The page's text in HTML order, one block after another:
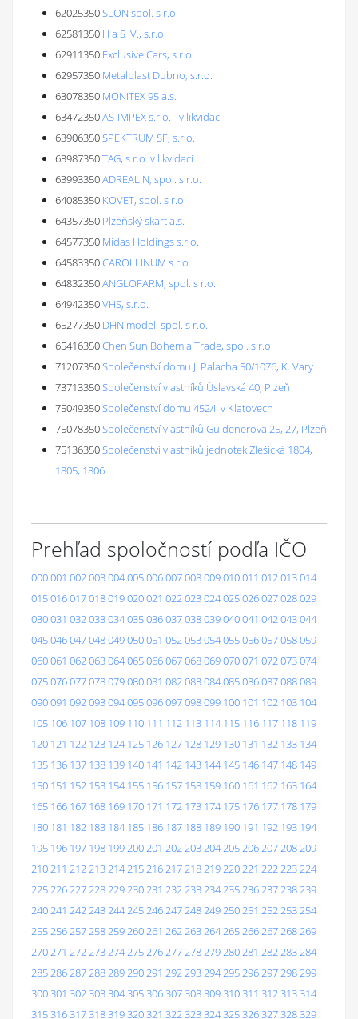
62025350SLON spol. s r.o.
62581350 H a S IV., s.r.o.
62911350 Exclusive Cars, s.r.o.
62957350 Metalplast Dubno, s.r.o.
63078350 MONITEX 95 a.s.
63472350AS-IMPEX s.r.o. - v likvidaci
63906350SPEKTRUM SF, s.r.o.
63987350TAG, s.r.o. v likvidaci
63993350ADREALIN, spol. s r.o.
64085350 KOVET, spol. s r.o.
64357350 Plzeňský skart a.s.
64577350 Midas Holdings s.r.o.
64583350CAROLLINUM s.r.o.
64832350ANGLOFARM, spol. s r.o.
64942350VHS, s.r.o.
65277350 DHN modell spol. s r.o.
65416350Chen Sun Bohemia Trade, spol. s r.o.
71207350Společenství domu J. Palacha 50/1076, K. Vary
73713350Společenství vlastníků Úslavská 40, Plzeň
75049350Společenství domu 452/II v Klatovech
75078350Společenství vlastníků Guldenerova 25, 27, Plzeň
75136350Společenství vlastníků jednotek Zlešická 1804,
1805, 1806
Prehľad spoločností podľa IČO
000001 002003004005006007008009010011 012013014
015016017018019020021 022023024025026027028029
030031 032033034035036037038039040041 042043044
045046047048049050051 052053054055056057058059
060061 062063064065066067068069070071 072073074
075076077078079080081 082083084085086087088089
090091 092093094095096097098099 100 101 102 103 104
105 106 107 108 109 110 111 112 113 114 115 116 117 118 119
120 121 122 123 124 125 126 127 128 129 130 131 132 133 134
135 136 137 138 139 140 141 142 143 144 145 146 147 148 149
150 151 152 153 154 155 156 157 158 159 160 161 162 163 164
165 166 167 168 169 170 171 172 173 174 175 176 177 178 179
180 181 182 183 184 185 186 187 188 189 190 191 192 193 194
195 196 197 198 199200201 202203204205206207208209
210211 212213214215216217218219220221 222223224
225226227228229230231 232233234235236237238239
240241 242243244245246247248249250251 252253254
255256257258259260261 262263264265266267268269
270271 272273274275276277278279280281 282283284
285286287288289290291 292293294295296297298299
300301 302303304305306307308309310311 312313314
315316317318319320321 322323324325326327328329